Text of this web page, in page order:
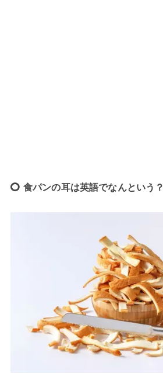
食パンの耳は英語でなんという？